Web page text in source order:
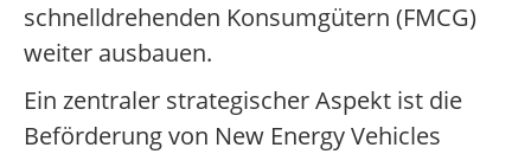
schnelldrehenden Konsumgütern (FMCG)
weiter ausbauen.
Ein zentraler strategischer Aspekt ist die
Beförderung von New Energy Vehicles